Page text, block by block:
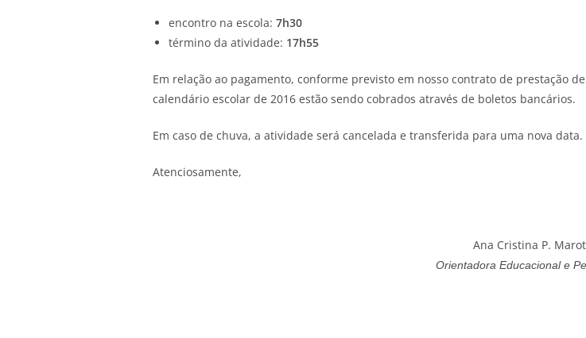
encontro na escola: 7h30
término da atividade: 17h55
Em relação ao pagamento, conforme previsto em nosso contrato de prestação
calendário escolar de 2016 estão sendo cobrados através de boletos bancários.
Em caso de chuva, a atividade será cancelada e transferida para uma nova data.
Atenciosamente,
Ana Cristina P.
Orientadora Educacional e